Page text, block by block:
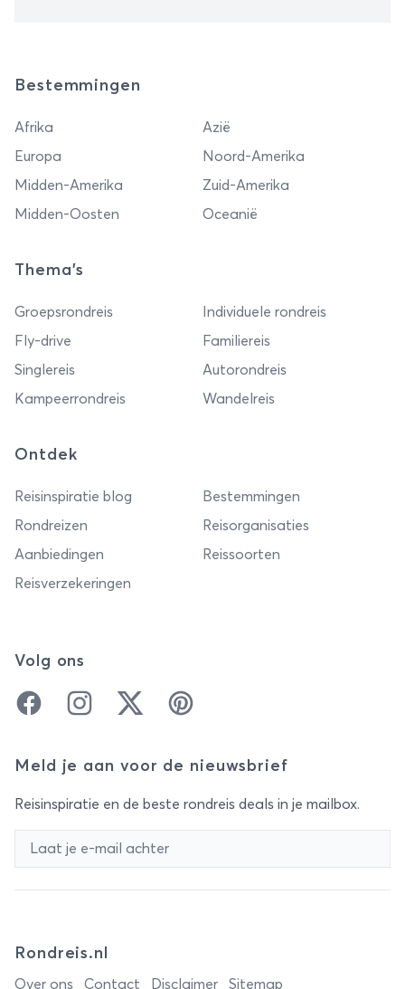
Bestemmingen
Afrika
Azië
Europa
Noord-Amerika
Midden-Amerika
Zuid-Amerika
Midden-Oosten
Oceanië
Thema's
Groepsrondreis
Individuele rondreis
Fly-drive
Familiereis
Singlereis
Autorondreis
Kampeerrondreis
Wandelreis
Ontdek
Reisinspiratie blog
Bestemmingen
Rondreizen
Reisorganisaties
Aanbiedingen
Reissoorten
Reisverzekeringen
Volg ons
FacebookInstagramTwitter Pinterest
Meld je aan voor de nieuwsbrief
Reisinspiratie en de beste rondreis deals in je mailbox.
Rondreis.nl
Over ons Contact Disclaimer Sitemap